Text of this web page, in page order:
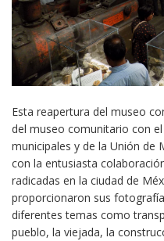
Esta reapertura del museo
del museo comunitario con
municipales y de la Unión de
con la entusiasta
radicadas en la ciudad de
proporcionaron sus
diferentes temas como
pueblo, la viejada, la